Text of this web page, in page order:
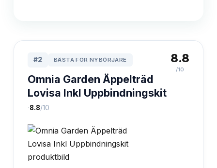
#2 BÄSTA FÖR NYBÖRJARE
Omnia Garden Äppelträd
Lovisa Inkl Uppbindningskit
·8.8/10
8.8
/10